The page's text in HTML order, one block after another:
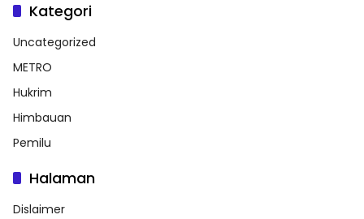
Kategori
Uncategorized
METRO
Hukrim
Himbauan
Pemilu
Halaman
Dislaimer